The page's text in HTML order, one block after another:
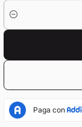
Cantidad